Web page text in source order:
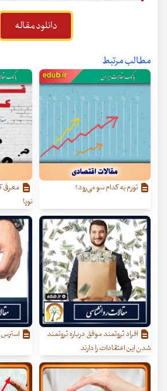
دانلود مقاله
مطالب مرتبط
تورم به کدام سو می‌رود؟
نوپا
افراد ثروتمند موفق درباره ثروتمند
شدن این اعتقادات را دارند
استرس